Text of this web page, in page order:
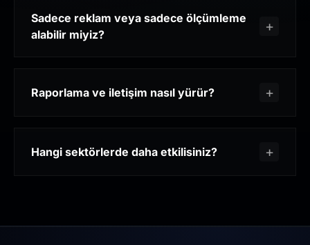
Sadece reklam veya sadece ölçümleme
alabilir miyiz?
Raporlama ve iletişim nasıl yürür?
Hangi sektörlerde daha etkilisiniz?